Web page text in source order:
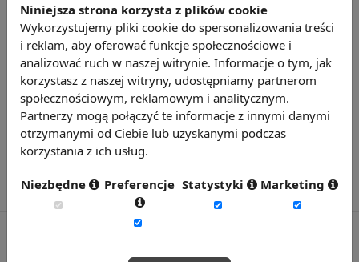
Niniejsza strona korzysta z plików cookie
Wykorzystujemy pliki cookie do spersonalizowania treści
i reklam, aby oferować funkcje społecznościowe i
analizować ruch w naszej witrynie. Informacje o tym, jak
korzystasz z naszej witryny, udostępniamy partnerom
społecznościowym, reklamowym i analitycznym.
Partnerzy mogą połączyć te informacje z innymi danymi
otrzymanymi od Ciebie lub uzyskanymi podczas
korzystania z ich usług.
Niezbędne Preferencje Statystyki Marketing